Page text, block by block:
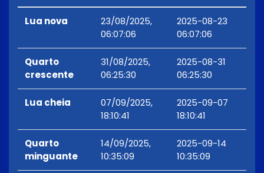
Lua nova
23/08/2025,
06:07:06
2025-08-23
06:07:06
Quarto
crescente
31/08/2025,
06:25:30
2025-08-31
06:25:30
Lua cheia
07/09/2025,
18:10:41
2025-09-07
18:10:41
Quarto
minguante
14/09/2025,
10:35:09
2025-09-14
10:35:09